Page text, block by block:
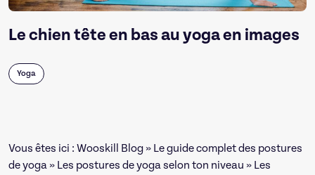
Le chien tête en bas au yoga en images
Yoga
Vous êtes ici : Wooskill Blog » Le guide complet des postures
de yoga » Les postures de yoga selon ton niveau » Les